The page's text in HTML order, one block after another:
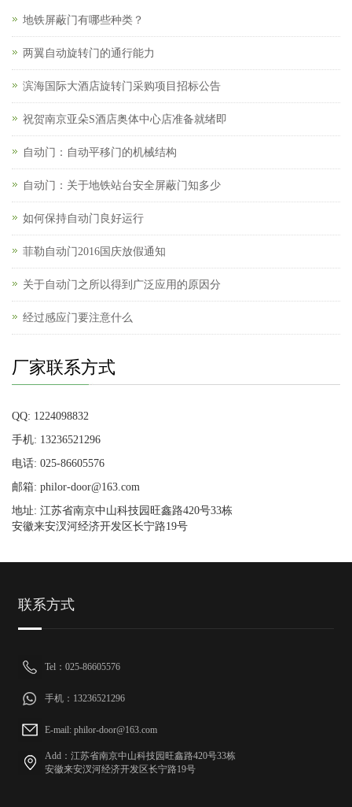
地铁屏蔽门有哪些种类？
两翼自动旋转门的通行能力
滨海国际大酒店旋转门采购项目招标公告
祝贺南京亚朵S酒店奥体中心店准备就绪即
自动门：自动平移门的机械结构
自动门：关于地铁站台安全屏蔽门知多少
如何保持自动门良好运行
菲勒自动门2016国庆放假通知
关于自动门之所以得到广泛应用的原因分
经过感应门要注意什么
厂家联系方式
QQ: 1224098832
手机: 13236521296
电话: 025-86605576
邮箱: philor-door@163.com
地址: 江苏省南京中山科技园旺鑫路420号33栋
安徽来安汊河经济开发区长宁路19号
联系方式
Tel：025-86605576
手机：13236521296
E-mail: philor-door@163.com
Add：江苏省南京中山科技园旺鑫路420号33栋
安徽来安汊河经济开发区长宁路19号